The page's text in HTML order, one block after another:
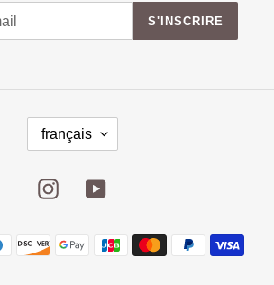
S'INSCRIRE
français
InstagramYouTube